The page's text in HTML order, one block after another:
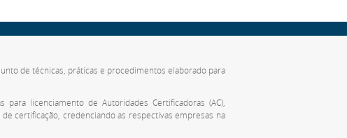
de técnicas, práticas e procedimentos elaborado para
licenciamento de Autoridades Certificadoras (AC),
certificação, credenciando as respectivas empresas na